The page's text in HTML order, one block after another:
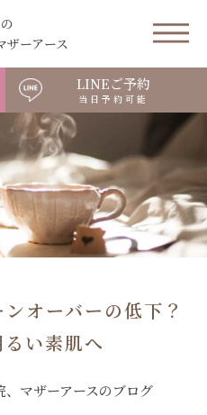
ザーアース
LINEご予約
当日予約可能
オーバーの低下？
い素肌へ
マザーアースのブログ